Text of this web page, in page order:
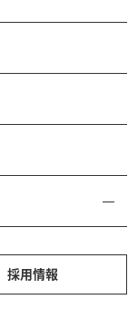
採用情報
5
会館）内
、無断使用は固くお断り